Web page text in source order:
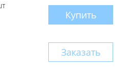
Купить
Заказать